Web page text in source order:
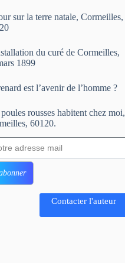
sur la terre natale, Cormeilles,
du curé de Cormeilles,
1899
est l’avenir de l’homme ?
rousses habitent chez moi,
60120.
Contacter l'auteur